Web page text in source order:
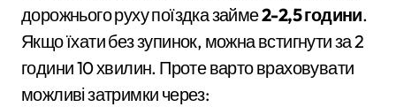
дорожнього руху поїздка займе2-2,5 години.
Якщо їхати без зупинок, можна встигнути за 2
години 10 хвилин. Проте варто враховувати
можливі затримки через: